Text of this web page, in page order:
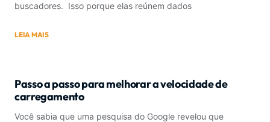
buscadores. Isso porque elas reúnem dados
LEIA MAIS
Passo a passo para melhorar a velocidade de
carregamento
Você sabia que uma pesquisa do Google revelou que